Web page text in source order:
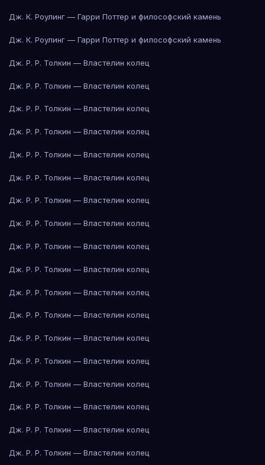
Дж. К. Роулинг — Гарри Поттер и философский камень
Дж. К. Роулинг — Гарри Поттер и философский камень
Дж. Р. Р. Толкин — Властелин колец
Дж. Р. Р. Толкин — Властелин колец
Дж. Р. Р. Толкин — Властелин колец
Дж. Р. Р. Толкин — Властелин колец
Дж. Р. Р. Толкин — Властелин колец
Дж. Р. Р. Толкин — Властелин колец
Дж. Р. Р. Толкин — Властелин колец
Дж. Р. Р. Толкин — Властелин колец
Дж. Р. Р. Толкин — Властелин колец
Дж. Р. Р. Толкин — Властелин колец
Дж. Р. Р. Толкин — Властелин колец
Дж. Р. Р. Толкин — Властелин колец
Дж. Р. Р. Толкин — Властелин колец
Дж. Р. Р. Толкин — Властелин колец
Дж. Р. Р. Толкин — Властелин колец
Дж. Р. Р. Толкин — Властелин колец
Дж. Р. Р. Толкин — Властелин колец
Дж. Р. Р. Толкин — Властелин колец